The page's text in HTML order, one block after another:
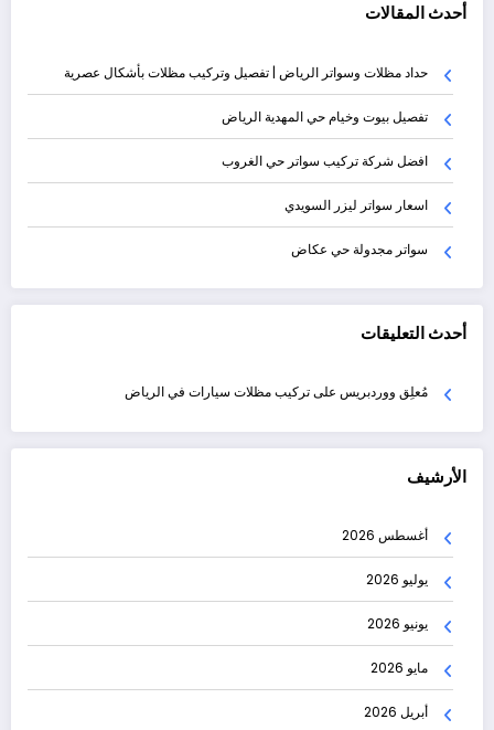
أحدث المقالات
حداد مظلات وسواتر الرياض | تفصيل وتركيب مظلات بأشكال عصرية
تفصيل بيوت وخيام حي المهدية الرياض
افضل شركة تركيب سواتر حي الغروب
اسعار سواتر ليزر السويدي
سواتر مجدولة حي عكاض
أحدث التعليقات
مُعلِق ووردبريس علىتركيب مظلات سيارات في الرياض
الأرشيف
أغسطس 2026
يوليو 2026
يونيو 2026
مايو 2026
أبريل 2026